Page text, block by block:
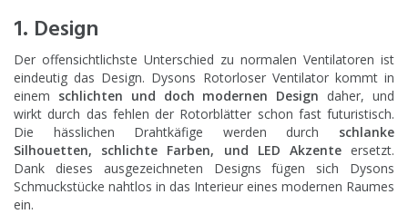
1. Design
Der offensichtlichste Unterschied zu normalen Ventilatoren ist
eindeutig das Design. Dysons Rotorloser Ventilator kommt in
einem schlichten und doch modernen Design daher, und
wirkt durch das fehlen der Rotorblätter schon fast futuristisch.
Die hässlichen Drahtkäfige werden durch schlanke
Silhouetten, schlichte Farben, und LED Akzenteersetzt.
Dank dieses ausgezeichneten Designs fügen sich Dysons
Schmuckstücke nahtlos in das Interieur eines modernen Raumes
ein.